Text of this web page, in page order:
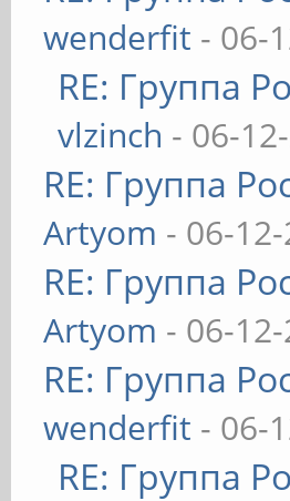
wenderfit - 06-
RE: Группа
vlzinch - 06-
RE: Группа
Artyom - 06-
RE: Группа
Artyom - 06-
RE: Группа
wenderfit - 06-
RE: Группа